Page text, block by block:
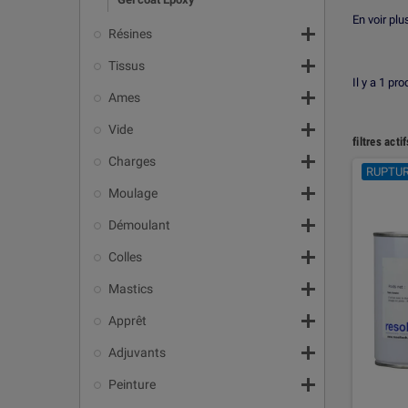
Résines 
Tissus 
Ames 
Vide 
Charges 
Moulage 
Démoulant 
Colles 
Mastics 
Apprêt 
Adjuvants 
Peinture 
aux
industrielle.
Adapté à
la
la
la
les
La
En voir
Il y a 1
filtres